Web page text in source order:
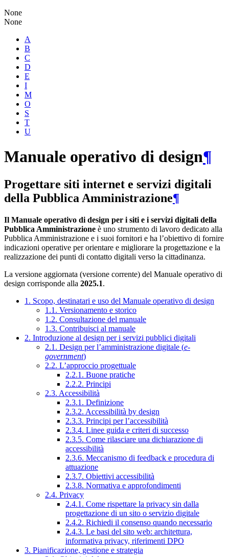
None
None
A
B
C
D
E
I
M
O
S
T
U
Manuale operativo di design¶
Progettare siti internet e servizi digitali
della Pubblica Amministrazione¶
Il Manuale operativo di design per i siti e i servizi digitali della
Pubblica Amministrazione è uno strumento di lavoro dedicato alla
Pubblica Amministrazione e i suoi fornitori e ha l’obiettivo di fornire
indicazioni operative per orientare e migliorare la progettazione e la
realizzazione dei punti di contatto digitali verso la cittadinanza.
La versione aggiornata (versione corrente) del Manuale operativo di
design corrisponde alla 2025.1.
1. Scopo, destinatari e uso del Manuale operativo di design
1.1. Versionamento e storico
1.2. Consultazione del manuale
1.3. Contribuisci al manuale
2. Introduzione al design per i servizi pubblici digitali
2.1. Design per l’amministrazione digitale (e-
government)
2.2. L’approccio progettuale
2.2.1. Buone pratiche
2.2.2. Principi
2.3. Accessibilità
2.3.1. Definizione
2.3.2. Accessibilità by design
2.3.3. Principi per l’accessibilità
2.3.4. Linee guida e criteri di successo
2.3.5. Come rilasciare una dichiarazione di
accessibilità
2.3.6. Meccanismo di feedback e procedura di
attuazione
2.3.7. Obiettivi accessibilità
2.3.8. Normativa e approfondimenti
2.4. Privacy
2.4.1. Come rispettare la privacy sin dalla
progettazione di un sito o servizio digitale
2.4.2. Richiedi il consenso quando necessario
2.4.3. Le basi del sito web: architettura,
informativa privacy, riferimenti DPO
3. Pianificazione, gestione e strategia